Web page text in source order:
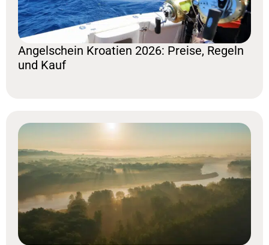
Angelschein Kroatien 2026: Preise, Regeln
und Kauf